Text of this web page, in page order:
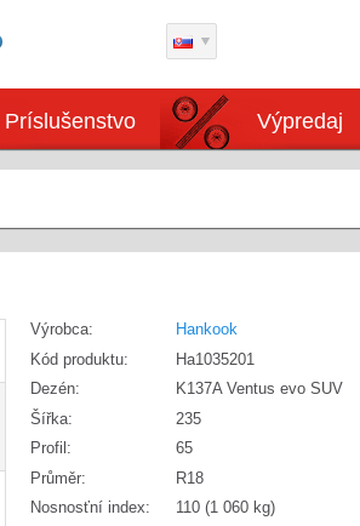
Príslušenstvo Výpredaj
Výrobca:
Hankook
Kód produktu:
Ha1035201
Dezén:
K137A Ventus evo SUV
Šířka:
235
Profil:
65
Průměr:
R18
Nosnosťní index:
110 (1 060 kg)